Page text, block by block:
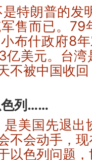
特朗普的发
售而已。79
布什政府8
亿美元。台
不被中国收
色列……
美国先退出
不会动手，
以色列问题